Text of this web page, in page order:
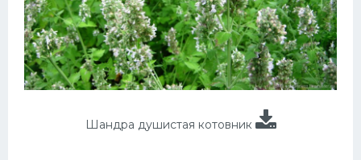
Шандра душистая котовник